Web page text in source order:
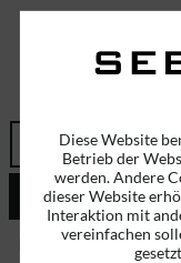
ERHALTEN
Ich habe die
Diese Website
Betrieb der
werden. Andere
dieser Website
Interaktion mit
vereinfachen